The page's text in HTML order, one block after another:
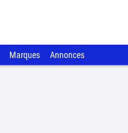
Marques Annonces